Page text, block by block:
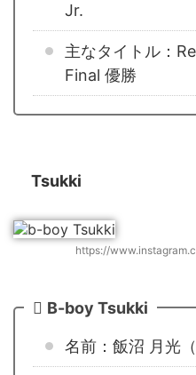
Jr.
主なタイトル：
Final 優勝
Tsukki
https://
B-boy Tsukki
名前：飯沼 月光